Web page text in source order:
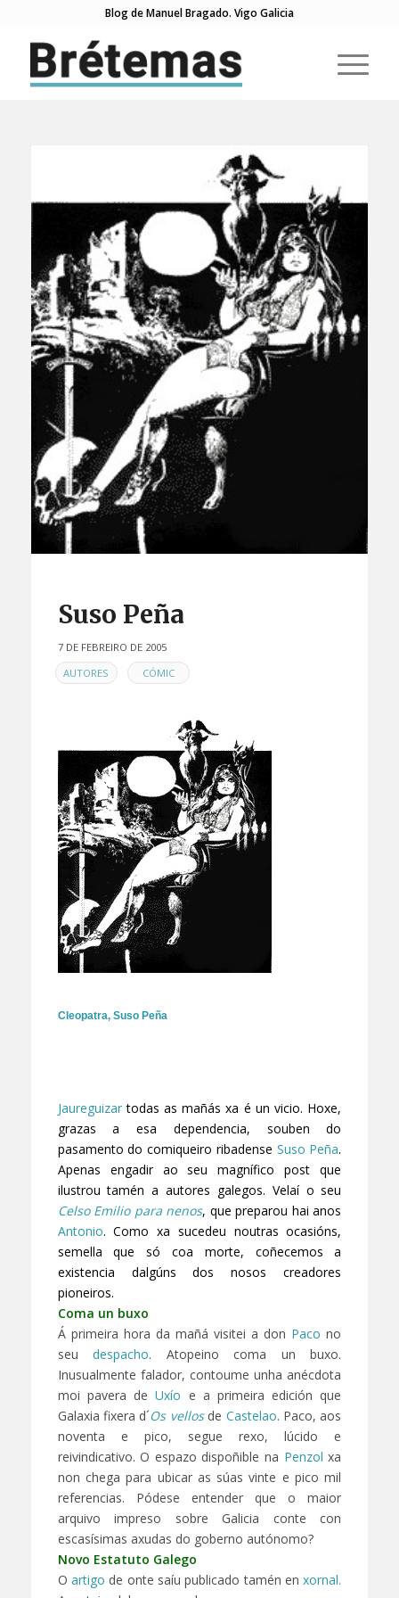
Blog de Manuel Bragado. Vigo Galicia
Suso Peña
7 DE FEBREIRO DE 2005
ENAUTORES , CÓMIC
Cleopatra, Suso Peña
Jaureguizartodas as mañás xa é un vicio. Hoxe,
grazas a esa dependencia, souben do
pasamento do comiqueiro ribadense Suso Peña.
Apenas engadir ao seu magnífico post que
ilustrou tamén a autores galegos. Velaí o seu
Celso Emilio para nenos, que preparou hai anos
Antonio. Como xa sucedeu noutras ocasións,
semella que só coa morte, coñecemos a
existencia dalgúns dos nosos creadores
pioneiros.
Coma un buxo
Á primeira hora da mañá visitei a don Paco no
seudespacho. Atopeino coma un buxo.
Inusualmente falador, contoume unha anécdota
moi pavera deUxío e a primeira edición que
Galaxia fixera d´Os vellosde Castelao. Paco, aos
noventa e pico, segue rexo, lúcido e
reivindicativo. O espazo dispoñible na Penzol xa
non chega para ubicar as súas vinte e pico mil
referencias. Pódese entender que o maior
arquivo impreso sobre Galicia conte con
escasísimas axudas do goberno autónomo?
Novo Estatuto Galego
O artigo de onte saíu publicado tamén enxornal.